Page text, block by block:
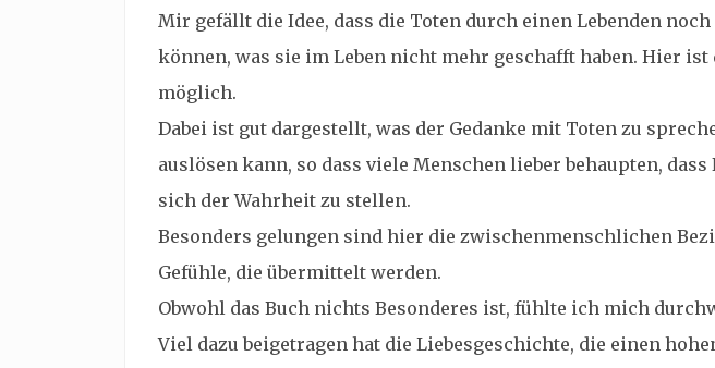
Mir gefällt die Idee, dass die Toten durch einen Lebenden
können, was sie im Leben nicht mehr geschafft haben. Hier
möglich.
Dabei ist gut dargestellt, was der Gedanke mit Toten zu
auslösen kann, so dass viele Menschen lieber behaupten,
sich der Wahrheit zu stellen.
Besonders gelungen sind hier die zwischenmenschlichen
Gefühle, die übermittelt werden.
Obwohl das Buch nichts Besonderes ist, fühlte ich mich
Viel dazu beigetragen hat die Liebesgeschichte, die einen